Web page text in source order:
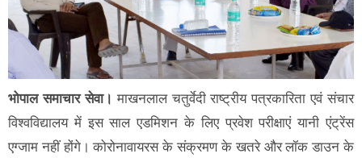
भोपाल समाचार सेवा। माखनलाल चतुर्वेदी राष्ट्रीय पत्रकारिता एवं संचार
विश्वविद्यालय में इस साल एडमिशन के लिए प्रवेश परीक्षाएं यानी एंट्रेंस
एग्जाम नहीं होंगे। कोरोनावायरस के संक्रमण के खतरे और लॉक डाउन के